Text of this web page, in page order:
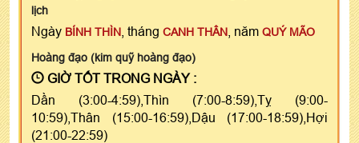
lịch
Ngày BÍNH THÌN , tháng CANH THÂN , năm QUÝ MÃO
Hoàng đạo (kim quỹ hoàng đạo)
GIỜ TỐT TRONG NGÀY :
Dần (3:00-4:59),Thìn (7:00-8:59),Tỵ (9:00-
10:59),Thân (15:00-16:59),Dậu (17:00-18:59),Hợi
(21:00-22:59)